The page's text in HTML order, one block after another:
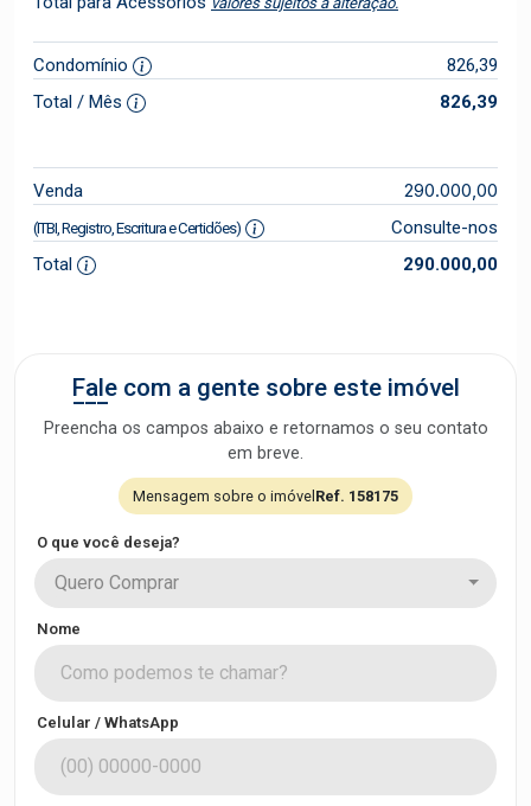
Condomínio
826,39
Total / Mês
826,39
Venda 290.000,00
(ITBI, Registro, Escritura e Certidões)
Consulte-nos
Total
290.000,00
Fale com a gente sobre este imóvel
Preencha os campos abaixo e retornamos o seu contato
em breve.
Mensagem sobre o imóvel Ref. 158175
O que você deseja?
Quero Comprar
Nome
Celular / WhatsApp